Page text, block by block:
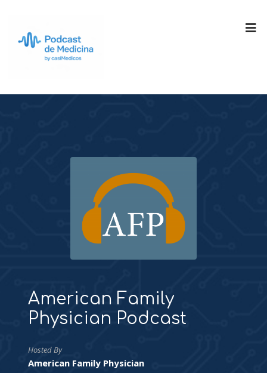
American Family
Physician Podcast
Hosted By
American Family Physician